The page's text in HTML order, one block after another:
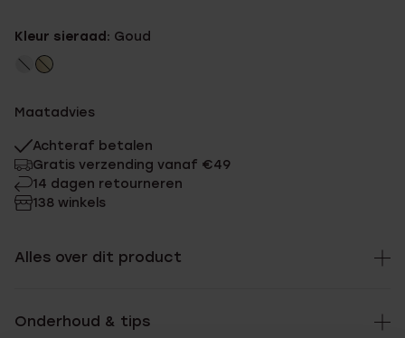
Zonder memberkorting
Kleur sieraad: Goud
Maatadvies
Achteraf betalen
Gratis verzending vanaf €49
14 dagen retourneren
138 winkels
Alles over dit product
Onderhoud & tips